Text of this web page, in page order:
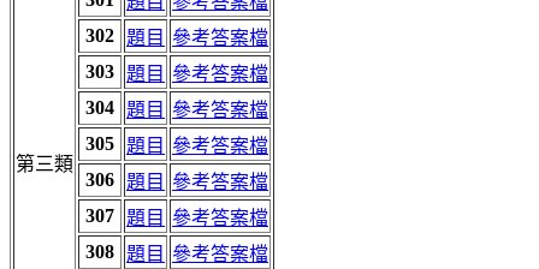
第三類
302 題目 參考答案檔
303 題目 參考答案檔
304 題目 參考答案檔
305 題目 參考答案檔
306 題目 參考答案檔
307 題目 參考答案檔
308 題目 參考答案檔